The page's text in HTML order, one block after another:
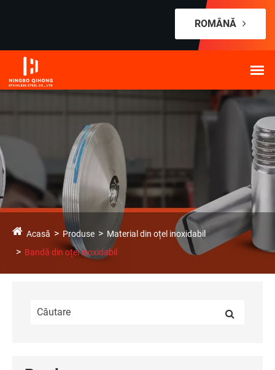
ROMÂNĂ
Acasă Produse
Material din oțel inoxidabil
Bandă din oțel inoxidabil